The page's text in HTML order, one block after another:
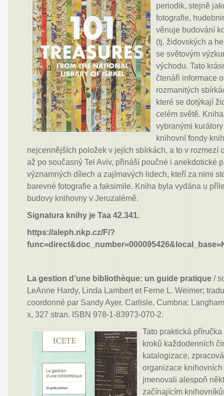
periodik, stejně
fotografie,
věnuje budování
(tj. židovských a
se světovým
východu. Tato
čtenáři informace
rozmanitých
které se dotýkají
celém světě.
vybranými
knihovní fondy
nejcennějších položek v jejích sbírkách, a to v rozmezí
až po současný Tel Aviv, přináší poučné i anekdotické
významných dílech a zajímavých lidech, kteří za nimi
barevné fotografie a faksimile. Kniha byla vydána u
budovy knihovny v Jeruzalémě.
Signatura knihy je Taa 42.341.
https://aleph.nkp.cz/F/?
La gestion d’une bibliothèque: un guide pratique /
LeAnne Hardy, Linda Lambert et Ferne L. Weimer;
coordonné par Sandy Ayer. Carlisle, Cumbria:
x, 327 stran. ISBN 978-1-83973-070-2.
Tato praktická
kroků každodenních
katalogizace,
organizace
jmenovali alespoň
začínajícím